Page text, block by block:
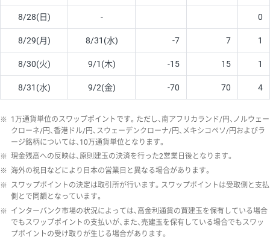
8/28(日) - 0
8/29(月) 8/31(水) -7 7 1
8/30(火) 9/1(木) -15 15 1
8/31(水) 9/2(金) -70 70 4
※ 1万通貨単位のスワップポイントです。ただし、南アフリカランド/円、ノルウェー
クローネ/円、香港ドル/円、スウェーデンクローナ/円、メキシコペソ/円およびラ
ージ銘柄については、10万通貨単位となります。
※ 現金残高への反映は、原則建玉の決済を行った2営業日後となります。
※ 海外の祝日などにより日本の営業日と異なる場合があります。
※ スワップポイントの決定は取引所が行います。スワップポイントは受取側と支払
側とで同額となっています。
※ インターバンク市場の状況によっては、高金利通貨の買建玉を保有している場合
でもスワップポイントの支払いが、また、売建玉を保有している場合でもスワッ
プポイントの受け取りが生じる場合があります。